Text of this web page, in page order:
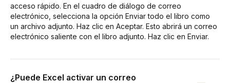
acceso rápido. En el cuadro de diálogo de correo
electrónico, selecciona la opción Enviar todo el libro como
un archivo adjunto. Haz clic en Aceptar. Esto abrirá un correo
electrónico saliente con el libro adjunto. Haz clic en Enviar.
¿Puede Excel activar un correo